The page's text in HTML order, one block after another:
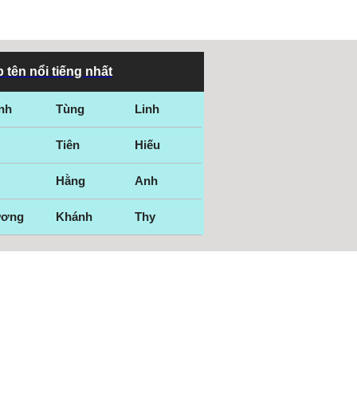
tên nổi tiếng nhất
Tùng Linh
Tiên Hiếu
Hằng Anh
Khánh Thy